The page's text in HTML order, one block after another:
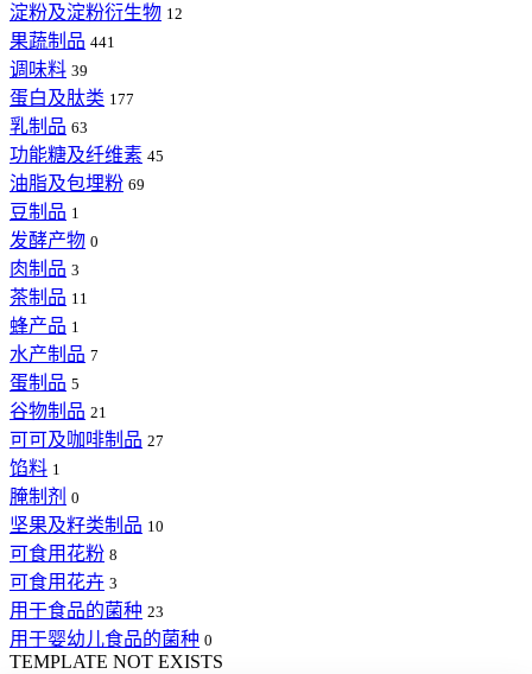
淀粉及淀粉衍生物 12
果蔬制品 441
调味料 39
蛋白及肽类 177
乳制品 63
功能糖及纤维素 45
油脂及包埋粉 69
豆制品 1
发酵产物 0
肉制品 3
茶制品 11
蜂产品 1
水产制品 7
蛋制品 5
谷物制品 21
可可及咖啡制品 27
馅料 1
腌制剂 0
坚果及籽类制品 10
可食用花粉 8
可食用花卉 3
用于食品的菌种 23
用于婴幼儿食品的菌种 0
TEMPLATE NOT EXISTS